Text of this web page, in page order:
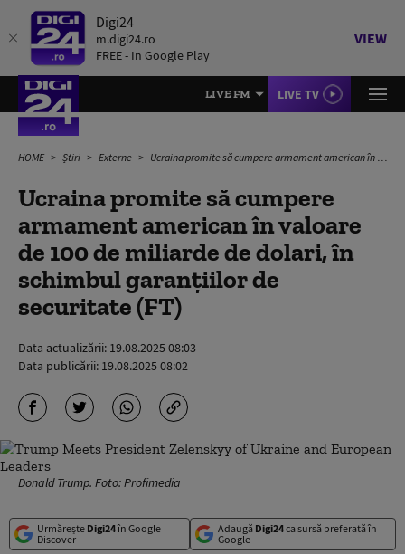
Digi24
m.digi24.ro
FREE - In Google Play
VIEW
LIVE FM LIVE TV
HOME Știri Externe Ucraina promite să cumpere armament american în valoare de 100 de miliarde de dolari, în schimbul garanțiilor de securitate (FT)
Ucraina promite să cumpere
armament american în valoare
de 100 de miliarde de dolari, în
schimbul garanțiilor de
securitate (FT)
Data actualizării: 19.08.2025 08:03
Data publicării: 19.08.2025 08:02
Donald Trump. Foto: Profimedia
Urmărește Digi24în Google
Discover
Adaugă Digi24ca sursă preferată în
Google